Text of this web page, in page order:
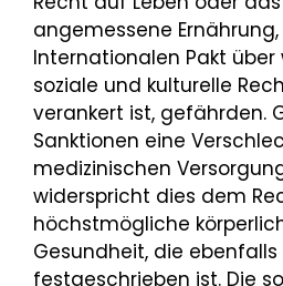
angemessene
Internationalen Pakt
soziale und kulturelle
verankert ist, gefährden.
Sanktionen eine
medizinischen
widerspricht dies dem
höchstmögliche
Gesundheit, die ebenfalls
festgeschrieben ist. Die